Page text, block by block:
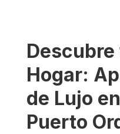
Hogar:
de Lujo
Puerto